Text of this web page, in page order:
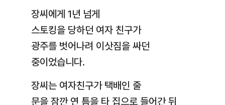
장씨에게 1년 넘게
스토킹을 당하던 여자 친구가
광주를 벗어나려 이삿짐을 싸던
중이었습니다.
장씨는 여자친구가 택배인 줄
문을 잠깐 연 틈을 타 집으로 들어간 뒤